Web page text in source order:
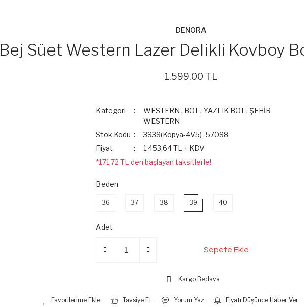
DENORA
Bej Süet Western Lazer Delikli Kovboy
1.599,00 TL
Kategori WESTERN , BOT,YAZLIK BOT,ŞEHİR
WESTERN
Stok Kodu
3939(Kopya-4V5)_57098
Fiyat
1.453,64 TL + KDV
*171,72 TL den başlayan taksitlerle!
Beden
36 37 38 39 40
Adet
Sepete Ekle
Kargo Bedava
Tavsiye Et Yorum Yaz Fiyatı Düşünce Haber Ver